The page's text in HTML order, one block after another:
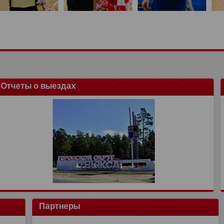
Отчеты о выездах
Партнеры